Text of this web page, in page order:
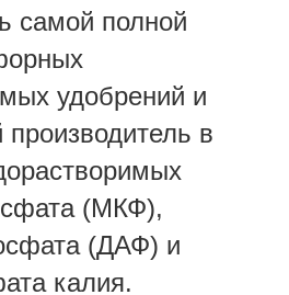
самой полной
удобрений и
в
(МКФ),
(ДАФ) и
калия.